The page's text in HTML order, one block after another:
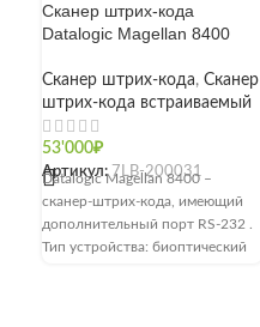
Сканер штрих-кода
Datalogic Magellan 8400
Сканер штрих-кода, Сканер
штрих-кода встраиваемый
53'000₽
Артикул: 7LB-200031
Datalogic Magellan 8400 –
сканер-штрих-кода, имеющий
дополнительный порт RS-232 .
Тип устройства: биоптический